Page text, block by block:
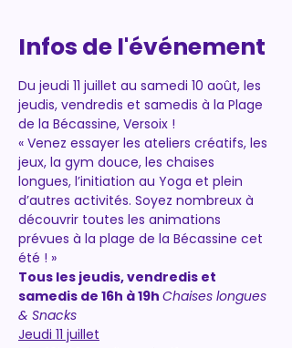
Infos de l'événement
Du jeudi 11 juillet au samedi 10 août, les
jeudis, vendredis et samedis à la Plage
de la Bécassine, Versoix !
« Venez essayer les ateliers créatifs, les
jeux, la gym douce, les chaises
longues, l’initiation au Yoga et plein
d’autres activités. Soyez nombreux à
découvrir toutes les animations
prévues à la plage de la Bécassine cet
été ! »
Tous les jeudis, vendredis et
samedis de 16h à 19h Chaises longues
& Snacks
Jeudi 11 juillet